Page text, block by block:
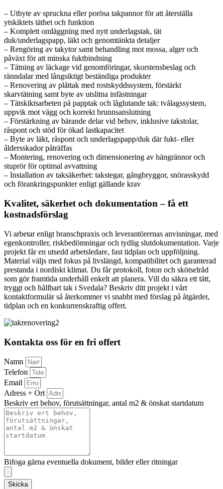
– Utbyte av spruckna eller porösa takpannor för att återställa
ytskiktets täthet och funktion
– Komplett omläggning med nytt underlagstak, tät
duk/underlagspapp, läkt och genomtänkta detaljer
– Rengöring av takytor samt behandling mot mossa, alger och
påväxt för att minska fuktbindning
– Tätning av läckage vid genomföringar, skorstensbeslag och
ränndalar med långsiktigt beständiga produkter
– Renovering av plåttak med rostskyddssystem, förstärkt
skarvtätning samt byte av utslitna infästningar
– Tätskiktsarbeten på papptak och låglutande tak: tvålagssystem,
uppvik mot vägg och korrekt brunnsanslutning
– Förstärkning av bärande delar vid behov, inklusive takstolar,
råspont och stöd för ökad lastkapacitet
– Byte av läkt, råspont och underlagspapp/duk där fukt- eller
åldersskador påträffas
– Montering, renovering och dimensionering av hängrännor och
stuprör för optimal avvattning
– Installation av taksäkerhet: takstegar, gångbryggor, snörasskydd
och förankringspunkter enligt gällande krav
Kvalitet, säkerhet och dokumentation – få ett
kostnadsförslag
Vi arbetar enligt branschpraxis och leverantörernas anvisningar, med
egenkontroller, riskbedömningar och tydlig slutdokumentation. Varje
projekt får en utsedd arbetsledare, fast tidplan och uppföljning.
Material väljs med fokus på livslängd, kompatibilitet och garanterad
prestanda i nordiskt klimat. Du får protokoll, foton och skötselråd
som gör framtida underhåll enkelt att planera. Vill du säkra ett tätt,
tryggt och hållbart tak i Svedala? Beskriv ditt projekt i vårt
kontaktformulär så återkommer vi snabbt med förslag på åtgärder,
tidplan och en konkurrenskraftig offert.
Kontakta oss för en fri offert
Namn
Telefon
Email
Adress + Ort
Beskriv ert behov, förutsättningar, antal m2 & önskat startdatum
Bifoga gärna eventuella dokument, bilder eller ritningar
Skicka